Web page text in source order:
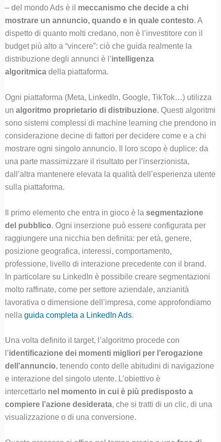
– del mondo Ads è il meccanismo che decide a chi
mostrare un annuncio, quando e in quale contesto. A
dispetto di quanto molti credano, non è l’investitore con il
budget più alto a “vincere”: ciò che guida realmente la
distribuzione degli annunci è l’intelligenza
algoritmicadella piattaforma.
Ogni piattaforma (Meta, LinkedIn, Google, TikTok…) utilizza
un algoritmo proprietario di distribuzione. Questi algoritmi
sono sistemi complessi di machine learning che prendono in
considerazione decine di fattori per decidere come e a chi
mostrare ogni singolo annuncio. Il loro scopo è duplice: da
una parte massimizzare il risultato per l’inserzionista,
dall’altra mantenere elevata la qualità dell’esperienza utente
sulla piattaforma.
Il primo elemento che entra in gioco è la segmentazione
del pubblico. Ogni inserzione può essere configurata per
raggiungere una nicchia ben definita: per età, genere,
posizione geografica, interessi, comportamento,
professione, livello di interazione precedente con il brand.
In particolare su LinkedIn è possibile creare segmentazioni
molto raffinate, come per settore aziendale, anzianità
lavorativa o dimensione dell’impresa, come approfondiamo
nella guida completa a LinkedIn Ads.
Una volta definito il target, l’algoritmo procede con
l’identificazione dei momenti migliori per l’erogazione
dell’annuncio, tenendo conto delle abitudini di navigazione
e interazione del singolo utente. L’obiettivo è
intercettarlo nel momento in cui è più predisposto a
compiere l’azione desiderata, che si tratti di un clic, di una
visualizzazione o di una conversione.